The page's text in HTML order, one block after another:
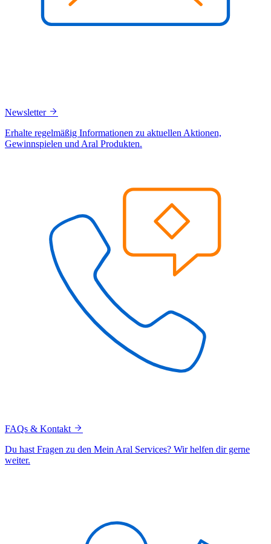
Newsletter
Erhalte regelmäßig Informationen zu aktuellen Aktionen,
Gewinnspielen und Aral Produkten.
FAQs & Kontakt
Du hast Fragen zu den Mein Aral Services? Wir helfen dir gerne
weiter.